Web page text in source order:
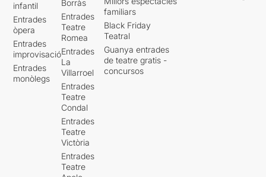
infantil
Entrades
òpera
Entrades
improvisació
Entrades
monòlegs
Borràs
Entrades
Teatre
Romea
Entrades
La
Villarroel
Entrades
Teatre
Condal
Entrades
Teatre
Victòria
Entrades
Teatre
familiars
Black Friday
Teatral
Guanya entrades
de teatre gratis -
concursos